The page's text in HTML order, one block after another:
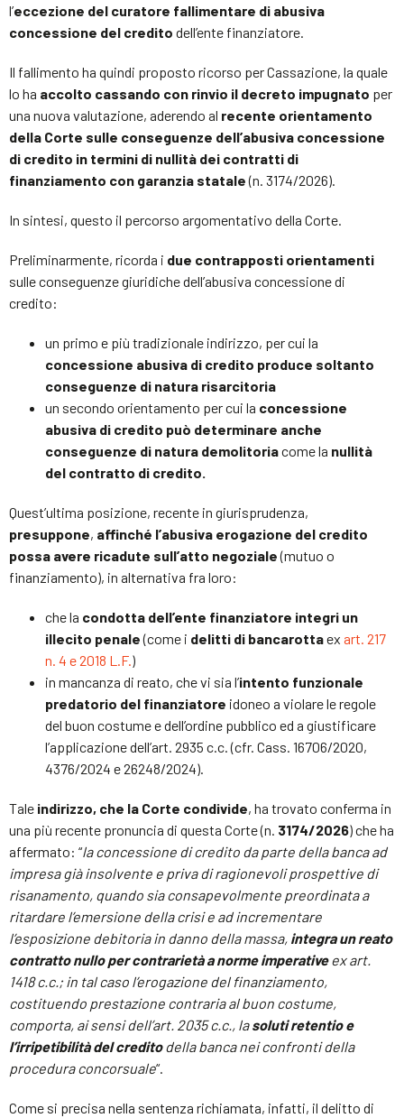
l’eccezione del curatore fallimentare di abusiva
concessione del credito dell’ente finanziatore.
Il fallimento ha quindi proposto ricorso per Cassazione, la quale
lo ha accolto cassando con rinvio il decreto impugnato per
una nuova valutazione, aderendo al recente orientamento
della Corte sulle conseguenze dell’abusiva concessione
di credito in termini di nullità dei contratti di
finanziamento con garanzia statale(n. 3174/2026).
In sintesi, questo il percorso argomentativo della Corte.
Preliminarmente, ricorda i due contrapposti orientamenti
sulle conseguenze giuridiche dell’abusiva concessione di
credito:
un primo e più tradizionale indirizzo, per cui la
concessione abusiva di credito produce soltanto
conseguenze di natura risarcitoria
un secondo orientamento per cui la concessione
abusiva di credito può determinare anche
conseguenze di natura demolitoriacome la nullità
del contratto di credito.
Quest’ultima posizione, recente in giurisprudenza,
presuppone, affinché l’abusiva erogazione del credito
possa avere ricadute sull’atto negoziale(mutuo o
finanziamento), in alternativa fra loro:
che la condotta dell’ente finanziatore integri un
illecito penale(come i delitti di bancarottaex art. 217
n. 4 e 2018 L.F.)
in mancanza di reato, che vi sia l’intento funzionale
predatorio del finanziatore idoneo a violare le regole
del buon costume e dell’ordine pubblico ed a giustificare
l’applicazione dell’art. 2935 c.c. (cfr. Cass. 16706/2020,
4376/2024 e 26248/2024).
Tale indirizzo, che la Corte condivide, ha trovato conferma in
una più recente pronuncia di questa Corte (n. 3174/2026) che ha
affermato: “la concessione di credito da parte della banca ad
impresa già insolvente e priva di ragionevoli prospettive di
risanamento, quando sia consapevolmente preordinata a
ritardare l’emersione della crisi e ad incrementare
l’esposizione debitoria in danno della massa, integra un reato
contratto nullo per contrarietà a norme imperativeex art.
1418 c.c.; in tal caso l’erogazione del finanziamento,
costituendo prestazione contraria al buon costume,
comporta, ai sensi dell’art. 2035 c.c., lasoluti retentio e
l’irripetibilità del creditodella banca nei confronti della
procedura concorsuale“.
Come si precisa nella sentenza richiamata, infatti, il delitto di